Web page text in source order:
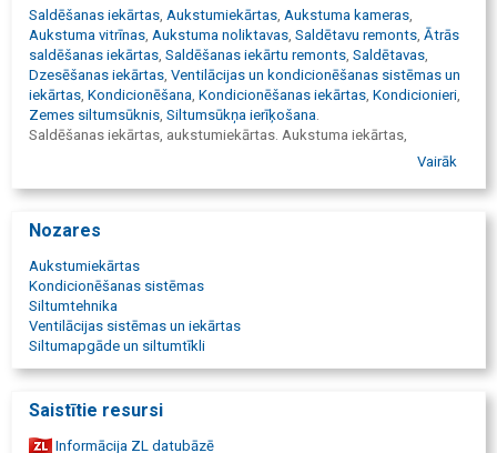
Saldēšanas iekārtas, Aukstumiekārtas, Aukstuma kameras,
Aukstuma vitrīnas, Aukstuma noliktavas, Saldētavu remonts, Ātrās
saldēšanas iekārtas, Saldēšanas iekārtu remonts, Saldētavas,
Dzesēšanas iekārtas, Ventilācijas un kondicionēšanas sistēmas un
iekārtas, Kondicionēšana, Kondicionēšanas iekārtas, Kondicionieri,
Zemes siltumsūknis, Siltumsūkņa ierīķošana.
Saldēšanas iekārtas, aukstumiekārtas. Aukstuma iekārtas,
kameras, vitrīnas. Saldētavu remonts, saldētavas. Dzesēšanas
sistēmas, iekārtas. Kondicionieru remonts, siltumsūkņu remonts,
diagnostika. Kondicionieru apkalpošana, montāža, demontāža.
novērtēšana, pārvietojamie kondicionieri, kondensāta sūkņu
nomaiņa, siltumsūknis, kondicionieris, kondicionētājs, gaisa
kondicionēšana, kondicionieri, klimata iekārtas. MITSUBISHI, Alpic
Air, York, Samsung, AEG, Panasonic, Sinclair, Haier, Chigo, SANYO,
TADIRAN, Daikin, Fujitsu. Saldējamās iekārtas, saldēšanas kameras,
mašīnas, saldēšanas iekārtas remonts, montāža, centralizētas
saldēšanas iekārtas, komerciālās saldēšanas iekārtas. Saldētavu
būvniecība, celtniecība, produktu uzglabāšana, saldētavas cehiem,
Vairāk
Nozares
Aukstumiekārtas
Kondicionēšanas sistēmas
Siltumtehnika
Ventilācijas sistēmas un iekārtas
Siltumapgāde un siltumtīkli
Saistītie resursi
Informācija ZL datubāzē